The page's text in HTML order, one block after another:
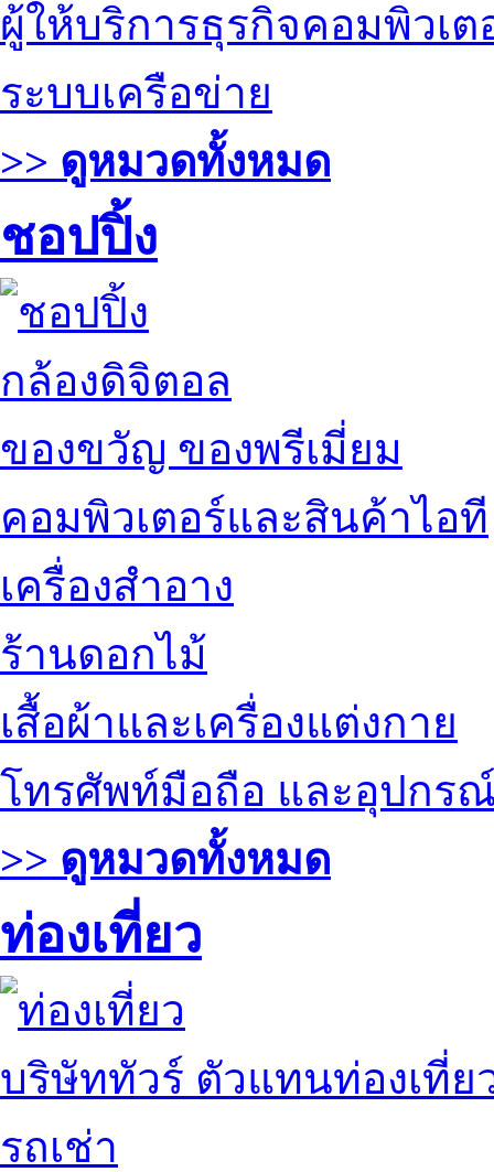
ผู้ให้บริการธุรกิจคอมพิวเต
ระบบเครือข่าย
>> ดูหมวดทั้งหมด
ชอปปิ้ง
กล้องดิจิตอล
ของขวัญ ของพรีเมี่ยม
คอมพิวเตอร์และสินค้าไอที
เครื่องสำอาง
ร้านดอกไม้
เสื้อผ้าและเครื่องแต่งกาย
โทรศัพท์มือถือ และอุปกร
>> ดูหมวดทั้งหมด
ท่องเที่ยว
บริษัททัวร์ ตัวแทนท่องเที่ย
รถเช่า